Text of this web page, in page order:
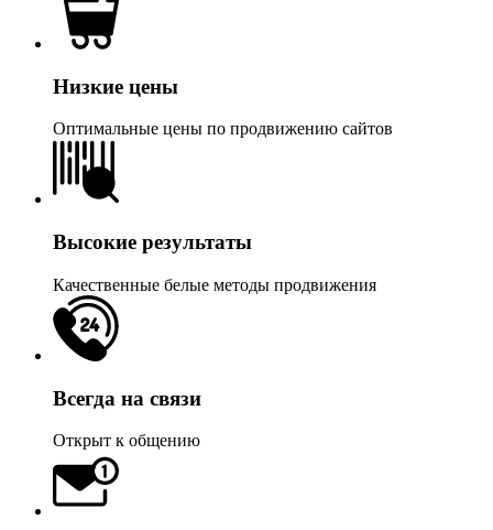
Низкие цены
Оптимальные цены по продвижению сайтов
Высокие результаты
Качественные белые методы продвижения
Всегда на связи
Открыт к общению